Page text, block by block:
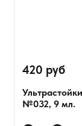
420 руб
№032, 9 мл.